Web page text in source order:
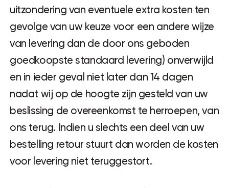
uitzondering van eventuele extra kosten ten
gevolge van uw keuze voor een andere wijze
van levering dan de door ons geboden
goedkoopste standaard levering) onverwijld
en in ieder geval niet later dan 14 dagen
nadat wij op de hoogte zijn gesteld van uw
beslissing de overeenkomst te herroepen, van
ons terug. Indien u slechts een deel van uw
bestelling retour stuurt dan worden de kosten
voor levering niet teruggestort.